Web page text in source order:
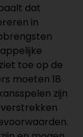
dat
in
toe op de
moeten 18
zijn